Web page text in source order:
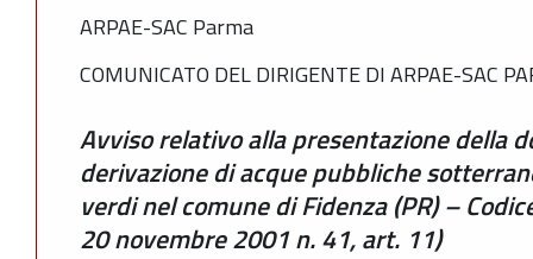
ARPAE-SAC Parma
COMUNICATO DEL DIRIGENTE DI ARPAE-SAC
Avviso relativo alla presentazione della
derivazione di acque pubbliche
verdi nel comune di Fidenza (PR) –
20 novembre 2001 n. 41, art. 11)